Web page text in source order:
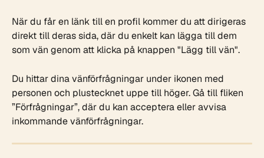
När du får en länk till en profil kommer du att dirigeras
direkt till deras sida, där du enkelt kan lägga till dem
som vän genom att klicka på knappen "Lägg till vän".
Du hittar dina vänförfrågningar under ikonen med
personen och plustecknet uppe till höger. Gå till fliken
”Förfrågningar”, där du kan acceptera eller avvisa
inkommande vänförfrågningar.